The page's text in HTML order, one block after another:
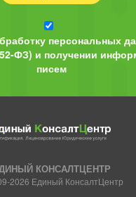
персональных
ФЗ) и получении
писем
КОНСАЛТЦЕНТР
2026 Единый КонсалтЦентр